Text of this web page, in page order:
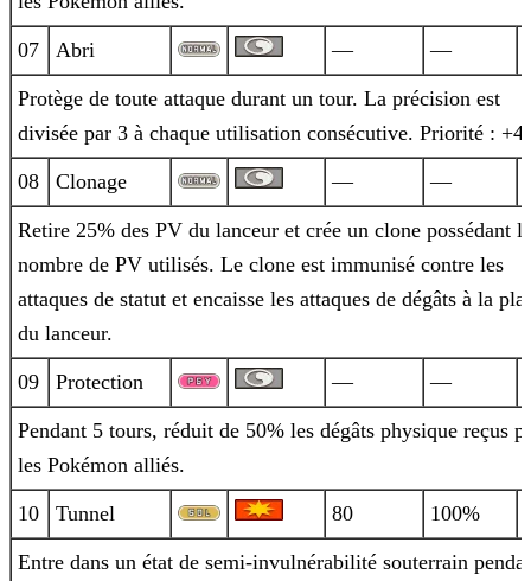
07 Abri — —
Protège de toute attaque durant un tour. La précision est
divisée par 3 à chaque utilisation consécutive. Priorité : +4.
08 Clonage — —
Retire 25% des PV du lanceur et crée un clone possédant le
nombre de PV utilisés. Le clone est immunisé contre les
attaques de statut et encaisse les attaques de dégâts à la
du lanceur.
09 Protection — —
Pendant 5 tours, réduit de 50% les dégâts physique reçus
les Pokémon alliés.
10 Tunnel 80 100%
Entre dans un état de semi-invulnérabilité souterrain